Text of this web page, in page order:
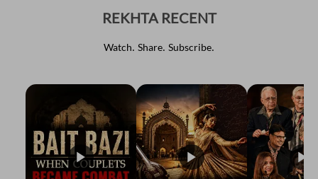
REKHTA RECENT
Watch. Share. Subscribe.